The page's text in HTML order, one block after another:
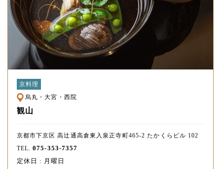
京料理
烏丸・大宮・西院
観山
京都市下京区 高辻通高倉東入泉正寺町465-2 たかくらビル 102
TEL.075-353-7357
定休日 : 月曜日